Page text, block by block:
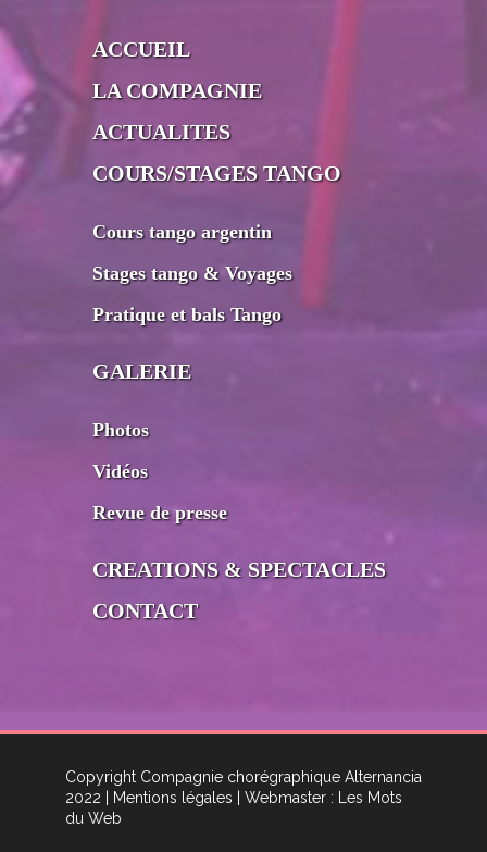
ACCUEIL
LA COMPAGNIE
ACTUALITES
COURS/STAGES TANGO
Cours tango argentin
Stages tango & Voyages
Pratique et bals Tango
GALERIE
Photos
Vidéos
Revue de presse
CREATIONS & SPECTACLES
CONTACT
Copyright Compagnie chorégraphique Alternancia
2022
| Mentions légales
| Webmaster : Les Mots
du Web